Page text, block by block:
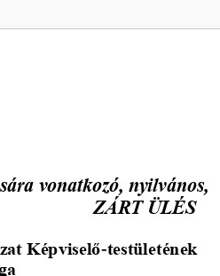
vonatkozó, nyilvános,
ZÁRT ÜLÉS
Képviselő-testületének